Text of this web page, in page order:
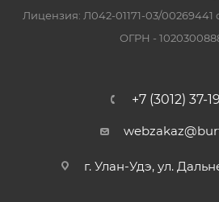
Лицензия: Л042-01171-03/00269441
ОГРН -
+7 (3012) 37-
г. Улан-Удэ, ул.